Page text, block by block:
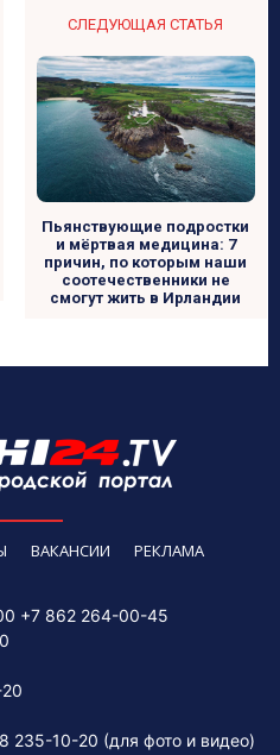
СЛЕДУЮЩАЯ СТАТЬЯ
Пьянствующие подростки
и мёртвая медицина: 7
причин, по которым наши
соотечественники не
смогут жить в Ирландии
ВАКАНСИИ РЕКЛАМА
+7 862 264-00-45
235-10-20 (для фото и видео)